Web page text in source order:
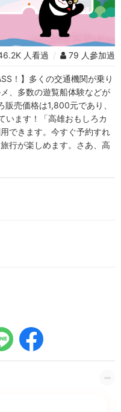
人看過 / 79 人參加過
！】多くの交通機関が乗り
、多数の遊覧船体験などが
売価格は1,800元であり、
います！「高雄おもしろカ
できます。今すぐ予約すれ
行が楽しめます。さあ、高